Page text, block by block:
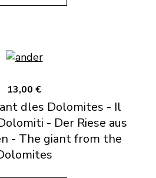
13,00 €
dles Dolomites - Il
- Der Riese aus
- The giant from the